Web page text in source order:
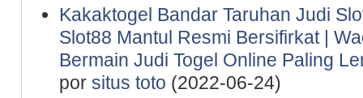
Kakaktogel Bandar Taruhan Judi
Slot88 Mantul Resmi Bersifirkat |
Bermain Judi Togel Online Paling
por situs toto (2022-06-24)